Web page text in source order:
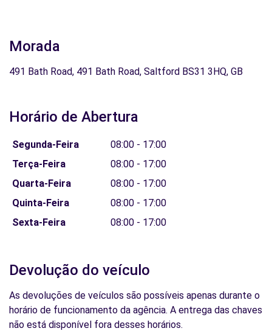
Morada
491 Bath Road, 491 Bath Road, Saltford BS31 3HQ, GB
Horário de Abertura
Segunda-Feira
08:00 - 17:00
Terça-Feira
08:00 - 17:00
Quarta-Feira
08:00 - 17:00
Quinta-Feira
08:00 - 17:00
Sexta-Feira
08:00 - 17:00
Devolução do veículo
As devoluções de veículos são possíveis apenas durante o
horário de funcionamento da agência. A entrega das chaves
não está disponível fora desses horários.